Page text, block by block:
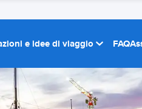
e idee di viaggio FAQ